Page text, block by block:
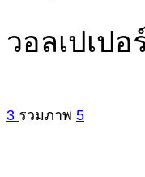
วอลเปเปอ
3 รวมภาพ 5